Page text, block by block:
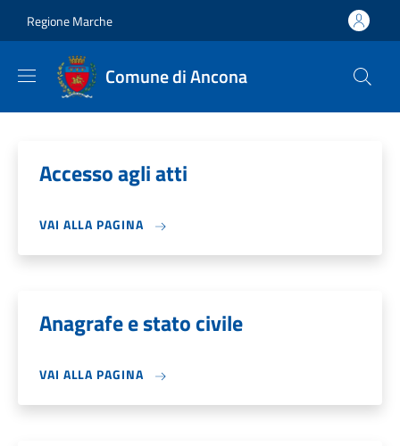
Regione Marche
Comune di Ancona
Accesso agli atti
VAI ALLA PAGINA
Anagrafe e stato civile
VAI ALLA PAGINA